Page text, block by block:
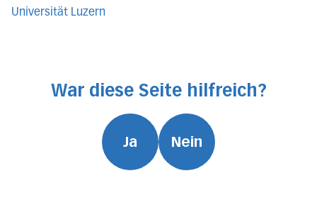
Universität Luzern
War diese Seite hilfreich?
Ja Nein